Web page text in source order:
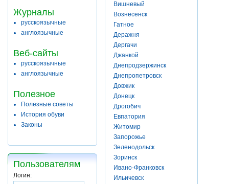
Журналы
русскоязычные
англоязычные
Веб-сайты
русскоязычные
англоязычные
Полезное
Полезные советы
История обуви
Законы
Пользователям
Логин:
Вишневый
Вознесенск
Гатное
Деражня
Дергачи
Джанкой
Днепродзержинск
Днепропетровск
Довжик
Донецк
Дрогобич
Евпатория
Житомир
Запорожье
Зеленодольск
Зоринск
Ивано-Франковск
Ильичевск